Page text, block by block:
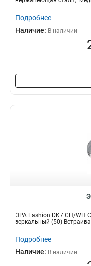
Подробнее
Наличие: В наличии
ЭРА Fashion DK7 CH/WH
зеркальный (50)
Подробнее
Наличие: В наличии